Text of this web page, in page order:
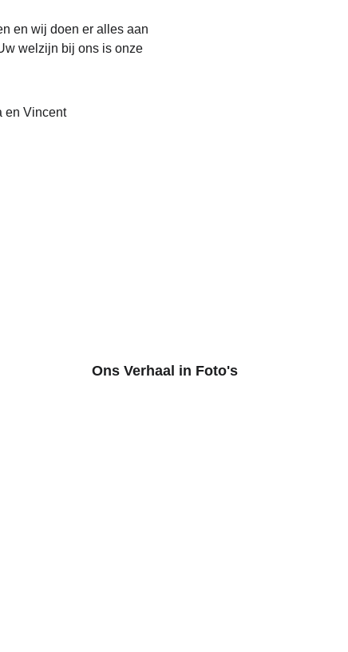
en wij doen er alles aan
welzijn bij ons is onze
en Vincent
Ons Verhaal in Foto's